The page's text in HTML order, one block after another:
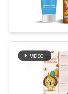
ΠΕΡΊΠΟΥ
ΕΜΕΊΣ
ΓΎΡΟΣ